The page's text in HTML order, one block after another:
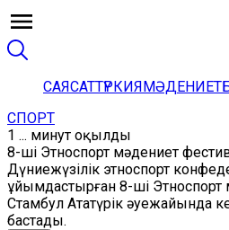
САЯСАТТҮРКИЯМӘДЕНИЕТ
СПОРТ
1 ... минут оқылды
8-ші Этноспорт мәдениет
Дүниежүзілік этноспорт
ұйымдастырған 8-ші Этноспорт
Стамбул Ататүрік әуежайында
бастады.